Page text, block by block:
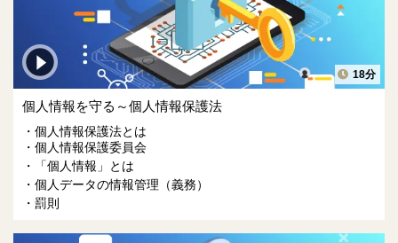
18分
個人情報を守る～個人情報保護法
個人情報保護法とは
個人情報保護委員会
「個人情報」とは
個人データの情報管理（義務）
罰則